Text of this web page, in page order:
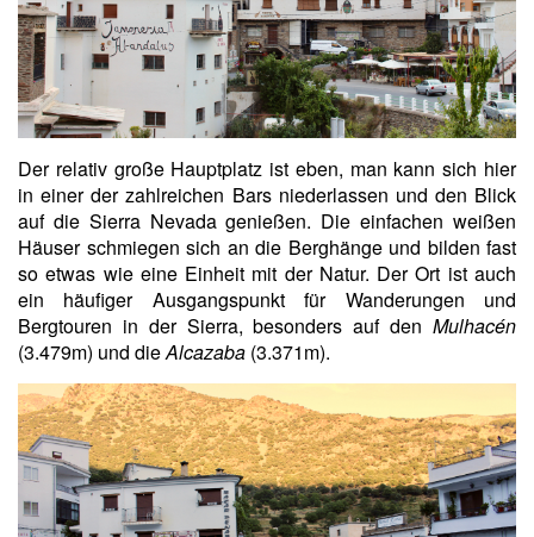
Der relativ große Hauptplatz ist eben, man kann sich hier
in einer der zahlreichen Bars niederlassen und den Blick
auf die Sierra Nevada genießen. Die einfachen weißen
Häuser schmiegen sich an die Berghänge und bilden fast
so etwas wie eine Einheit mit der Natur. Der Ort ist auch
ein häufiger Ausgangspunkt für Wanderungen und
Bergtouren in der Sierra, besonders auf den Mulhacén
(3.479m) und dieAlcazaba (3.371m).